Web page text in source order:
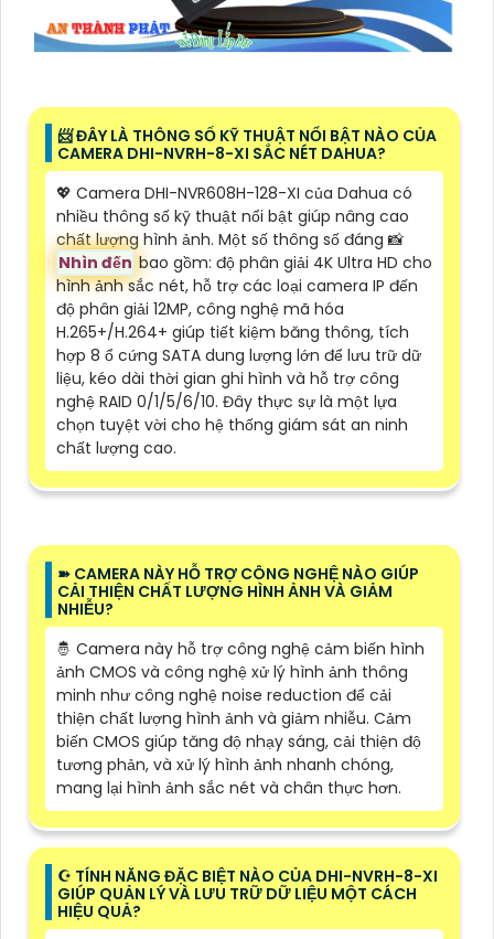
📨 ĐÂY LÀ THÔNG SỐ KỸ THUẬT NỔI BẬT NÀO CỦA
CAMERA DHI-NVRH-8-XI SẮC NÉT DAHUA?
💖 Camera DHI-NVR608H-128-XI của Dahua có
nhiều thông số kỹ thuật nổi bật giúp nâng cao
chất lượng hình ảnh. Một số thông số đáng 📸
Nhìn đến bao gồm: độ phân giải 4K Ultra HD cho
hình ảnh sắc nét, hỗ trợ các loại camera IP đến
độ phân giải 12MP, công nghệ mã hóa
H.265+/H.264+ giúp tiết kiệm băng thông, tích
hợp 8 ổ cứng SATA dung lượng lớn để lưu trữ dữ
liệu, kéo dài thời gian ghi hình và hỗ trợ công
nghệ RAID 0/1/5/6/10. Đây thực sự là một lựa
chọn tuyệt vời cho hệ thống giám sát an ninh
chất lượng cao.
➽ CAMERA NÀY HỖ TRỢ CÔNG NGHỆ NÀO GIÚP
CẢI THIỆN CHẤT LƯỢNG HÌNH ẢNH VÀ GIẢM
NHIỄU?
🤴 Camera này hỗ trợ công nghệ cảm biến hình
ảnh CMOS và công nghệ xử lý hình ảnh thông
minh như công nghệ noise reduction để cải
thiện chất lượng hình ảnh và giảm nhiễu. Cảm
biến CMOS giúp tăng độ nhạy sáng, cải thiện độ
tương phản, và xử lý hình ảnh nhanh chóng,
mang lại hình ảnh sắc nét và chân thực hơn.
☪ TÍNH NĂNG ĐẶC BIỆT NÀO CỦA DHI-NVRH-8-XI
GIÚP QUẢN LÝ VÀ LƯU TRỮ DỮ LIỆU MỘT CÁCH
HIỆU QUẢ?